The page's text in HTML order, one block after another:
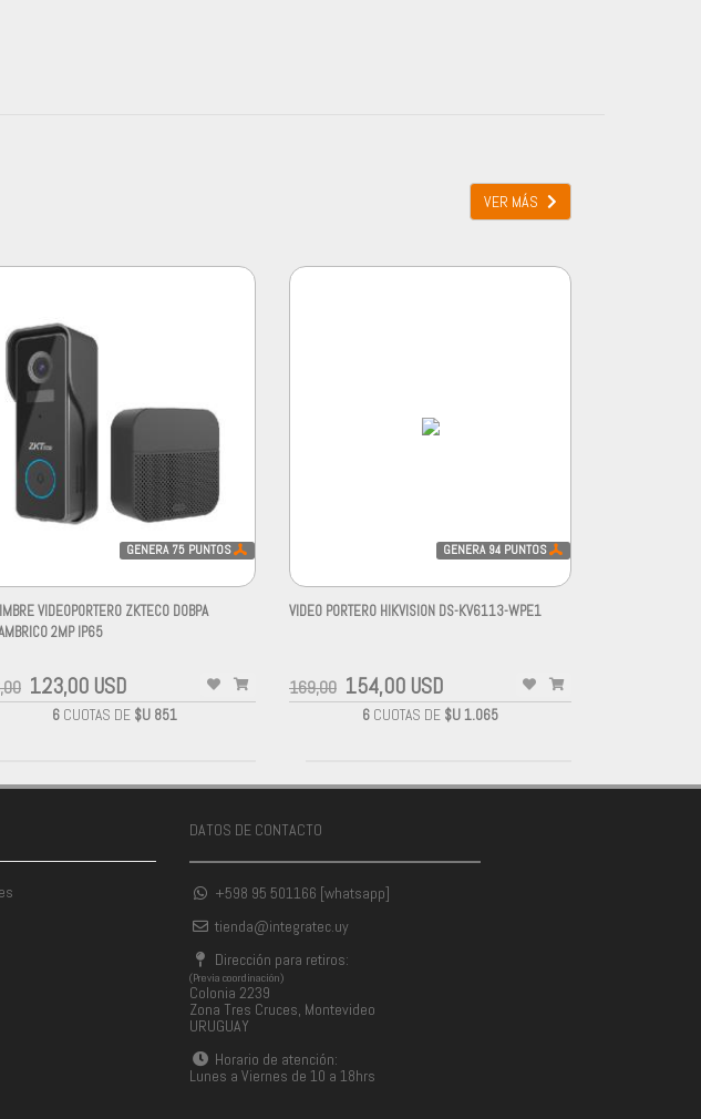
VER MÁS
GENERA 75 PUNTOS
VIDEOPORTERO ZKTECO D0BPA
2MP IP65
123,00 USD
6 CUOTAS DE $U 851
GENERA 94 PUNTOS
VIDEO PORTERO HIKVISION DS-KV6113-WPE1
169,00 154,00 USD
6 CUOTAS DE $U 1.065
DATOS DE CONTACTO
+598 95 501166 [whatsapp]
tienda@integratec.uy
Dirección para retiros:
(Previa coordinación)
Colonia 2239
Zona Tres Cruces, Montevideo
URUGUAY
Horario de atención:
Lunes a Viernes de 10 a 18hrs